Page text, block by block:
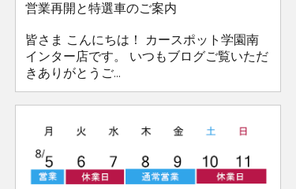
営業再開と特選車のご案内
皆さま こんにちは！ カースポット学園南
インター店です。 いつもブログご覧いただ
きありがとうご...